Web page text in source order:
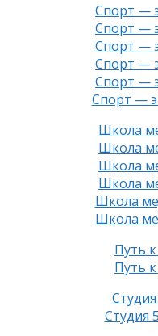
Спорт —
Спорт —
Спорт —
Спорт —
Спорт —
Спорт —
Школа
Школа
Школа
Школа
Школа
Школа
Путь к
Путь к
Студия